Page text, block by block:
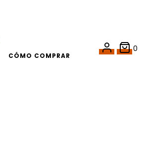
CÓMO COMPRAR
0